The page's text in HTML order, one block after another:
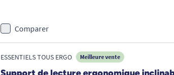
Comparer
ESSENTIELS TOUS ERGO Meilleure vente